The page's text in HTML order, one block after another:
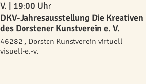
V. | 19:00 Uhr
DKV-Jahresausstellung Die Kreativen
des Dorstener Kunstverein e. V.
46282 , Dorsten Kunstverein-virtuell-
visuell-e.-v.